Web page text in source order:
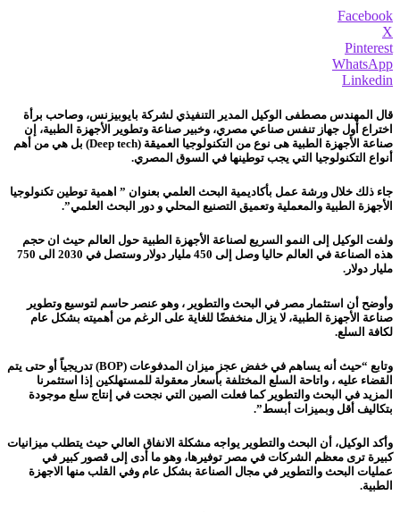
Facebook
X
Pinterest
WhatsApp
Linkedin
قال المهندس مصطفى الوكيل المدير التنفيذي لشركة بايوبيزنس، وصاحب برأة
اختراع أول جهاز تنفس صناعي مصري، وخبير صناعة وتطوير الأجهزة الطبية، إن
صناعة الأجهزة الطبية هى نوع من التكنولوجيا العميقة (Deep tech) بل هي من أهم
أنواع التكنولوجيا التي يجب توطينها في السوق المصري.
جاء ذلك خلال ورشة عمل بأكاديمية البحث العلمي بعنوان ” اهمية توطين تكنولوجيا
الأجهزة الطبية والمعملية وتعميق التصنيع المحلي و دور البحث العلمي”.
ولفت الوكيل إلى النمو السريع لصناعة الأجهزة الطبية حول العالم حيث ان حجم
هذه الصناعة في العالم حاليا وصل إلى 450 مليار دولار وستصل في 2030 الى 750
مليار دولار.
وأوضح أن استثمار مصر في البحث والتطوير ، وهو عنصر حاسم لتوسيع وتطوير
صناعة الأجهزة الطبية، لا يزال منخفضًا للغاية على الرغم من أهميته بشكل عام
لكافة السلع.
وتابع “حيث أنه يساهم في خفض عجز ميزان المدفوعات (BOP) تدريجياً أو حتى يتم
القضاء عليه ، واتاحة السلع المختلفة بأسعار معقولة للمستهلكين إذا استثمرنا
المزيد في البحث والتطوير كما فعلت الصين التي نجحت في إنتاج سلع موجودة
بتكاليف أقل وبميزات أبسط”.
وأكد الوكيل، أن البحث والتطوير يواجه مشكلة الانفاق العالي حيث يتطلب ميزانيات
كبيرة ترى معظم الشركات في مصر توفيرها، وهو ما أدى إلى قصور كبير في
عمليات البحث والتطوير في مجال الصناعة بشكل عام وفي القلب منها الاجهزة
الطبية.